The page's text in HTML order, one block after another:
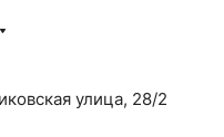
улица, 28/2